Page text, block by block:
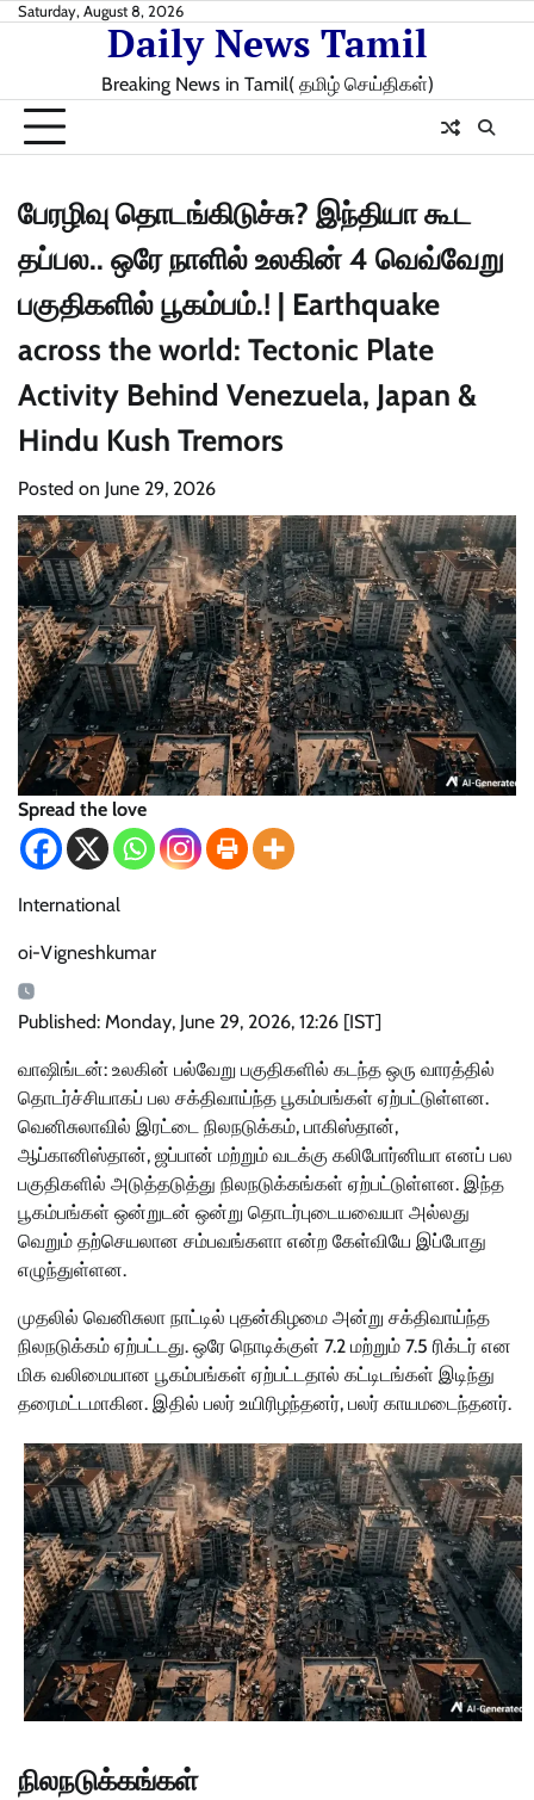
SkipSaturday, August 8, 2026
Daily News Tamil
Breaking News in Tamil( தமிழ் செய்திகள்)
பேரழிவு தொடங்கிடுச்சு? இந்தியா கூட
தப்பல.. ஒரே நாளில் உலகின் 4 வெவ்வேறு
பகுதிகளில் பூகம்பம்.! | Earthquake
across the world: Tectonic Plate
Activity Behind Venezuela, Japan &
Hindu Kush Tremors
Posted on June 29, 2026
Spread the love
International
oi-Vigneshkumar
Published: Monday, June 29, 2026, 12:26 [IST]
வாஷிங்டன்: உலகின் பல்வேறு பகுதிகளில் கடந்த ஒரு வாரத்தில்
தொடர்ச்சியாகப் பல சக்திவாய்ந்த பூகம்பங்கள் ஏற்பட்டுள்ளன.
வெனிசுலாவில் இரட்டை நிலநடுக்கம், பாகிஸ்தான்,
ஆப்கானிஸ்தான், ஜப்பான் மற்றும் வடக்கு கலிபோர்னியா எனப் பல
பகுதிகளில் அடுத்தடுத்து நிலநடுக்கங்கள் ஏற்பட்டுள்ளன. இந்த
பூகம்பங்கள் ஒன்றுடன் ஒன்று தொடர்புடையவையா அல்லது
வெறும் தற்செயலான சம்பவங்களா என்ற கேள்வியே இப்போது
எழுந்துள்ளன.
முதலில் வெனிசுலா நாட்டில் புதன்கிழமை அன்று சக்திவாய்ந்த
நிலநடுக்கம் ஏற்பட்டது. ஒரே நொடிக்குள் 7.2 மற்றும் 7.5 ரிக்டர் என
மிக வலிமையான பூகம்பங்கள் ஏற்பட்டதால் கட்டிடங்கள் இடிந்து
தரைமட்டமாகின. இதில் பலர் உயிரிழந்தனர், பலர் காயமடைந்தனர்.
நிலநடுக்கங்கள்